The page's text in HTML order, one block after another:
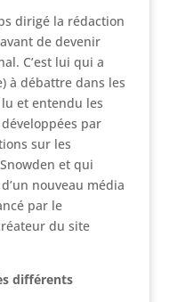
dirigé la rédaction
de devenir
C’est lui qui a
à débattre dans les
et entendu les
par
sur les
et qui
nouveau média
par le
du site
différents